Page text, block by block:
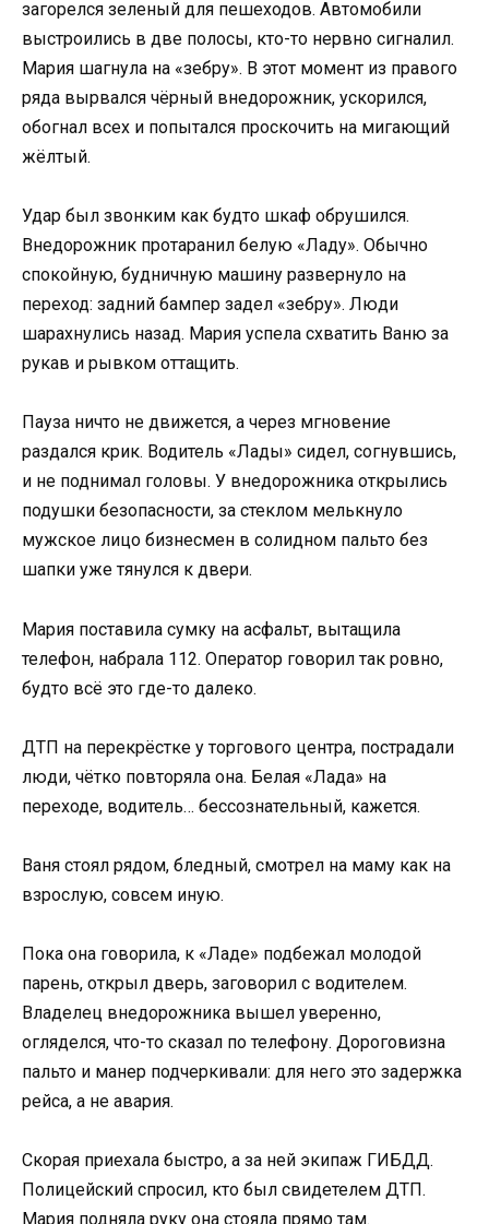
загорелся зеленый для пешеходов. Автомобили
выстроились в две полосы, кто-то нервно сигналил.
Мария шагнула на «зебру». В этот момент из правого
ряда вырвался чёрный внедорожник, ускорился,
обогнал всех и попытался проскочить на мигающий
жёлтый.
Удар был звонким как будто шкаф обрушился.
Внедорожник протаранил белую «Ладу». Обычно
спокойную, будничную машину развернуло на
переход: задний бампер задел «зебру». Люди
шарахнулись назад. Мария успела схватить Ваню за
рукав и рывком оттащить.
Пауза ничто не движется, а через мгновение
раздался крик. Водитель «Лады» сидел, согнувшись,
и не поднимал головы. У внедорожника открылись
подушки безопасности, за стеклом мелькнуло
мужское лицо бизнесмен в солидном пальто без
шапки уже тянулся к двери.
Мария поставила сумку на асфальт, вытащила
телефон, набрала 112. Оператор говорил так ровно,
будто всё это где-то далеко.
ДТП на перекрёстке у торгового центра, пострадали
люди, чётко повторяла она. Белая «Лада» на
переходе, водитель… бессознательный, кажется.
Ваня стоял рядом, бледный, смотрел на маму как на
взрослую, совсем иную.
Пока она говорила, к «Ладе» подбежал молодой
парень, открыл дверь, заговорил с водителем.
Владелец внедорожника вышел уверенно,
огляделся, что-то сказал по телефону. Дороговизна
пальто и манер подчеркивали: для него это задержка
рейса, а не авария.
Скорая приехала быстро, а за ней экипаж ГИБДД.
Полицейский спросил, кто был свидетелем ДТП.
Мария подняла руку она стояла прямо там.